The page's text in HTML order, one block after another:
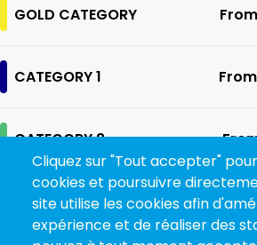
GOLD CATEGORY From
CATEGORY 1 From
CATEGORY 2
CATEGORY 3
Cliquez sur "Tout accepter"
cookies et poursuivre
site utilise les cookies afin
expérience et de réaliser des